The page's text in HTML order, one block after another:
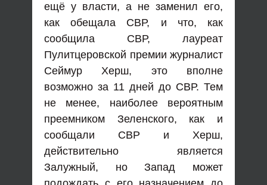
ещё у власти, а не заменил его,
как обещала СВР, и что, как
сообщила СВР, лауреат
Пулитцеровской премии журналист
Сеймур Херш, это вполне
возможно за 11 дней до СВР. Тем
не менее, наиболее вероятным
преемником Зеленского, как и
сообщали СВР и Херш,
действительно является
Залужный, но Запад может